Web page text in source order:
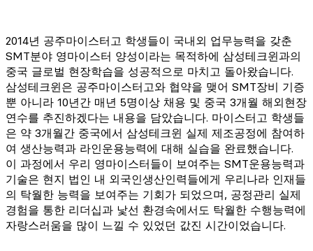
2014년 공주마이스터고 학생들이 국내외 업무능력을 갖춘
SMT분야 영마이스터 양성이라는 목적하에 삼성테크윈과의
중국 글로벌 현장학습을 성공적으로 마치고 돌아왔습니다.
삼성테크윈은 공주마이스터고와 협약을 맺어 SMT장비 기증
뿐 아니라 10년간 매년 5명이상 채용 및 중국 3개월 해외현장
연수를 추진하겠다는 내용을 담았습니다. 마이스터고 학생들
은 약 3개월간 중국에서 삼성테크윈 실제 제조공정에 참여하
여 생산능력과 라인운용능력에 대해 실습을 완료했습니다.
이 과정에서 우리 영마이스터들이 보여주는 SMT운용능력과
기술은 현지 법인 내 외국인생산인력들에게 우리나라 인재들
의 탁월한 능력을 보여주는 기회가 되었으며, 공정관리 실제
경험을 통한 리더십과 낯선 환경속에서도 탁월한 수행능력에
자랑스러움을 많이 느낄 수 있었던 값진 시간이었습니다.